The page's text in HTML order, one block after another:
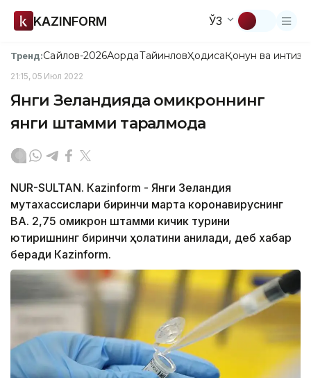
KAZINFORM ЎЗ
Тренд:Сайлов-2026АқордаТайинловҲодисаҚонун ва
21:15, 05 Июл 2022
Янги Зеландияда омикроннинг
янги штамми тарқалмоқда
NUR-SULTAN. Кazinform - Янги Зеландия
мутахассислари биринчи марта коронавируснинг
ВА. 2,75 омикрон штамми кичик турини
юқтиришнинг биринчи ҳолатини аниқлади, деб хабар
беради Кazinform.